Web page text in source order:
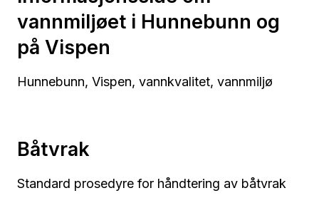
vannmiljøet i Hunnebunn og
på Vispen
Hunnebunn, Vispen, vannkvalitet, vannmiljø
Båtvrak
Standard prosedyre for håndtering av båtvrak